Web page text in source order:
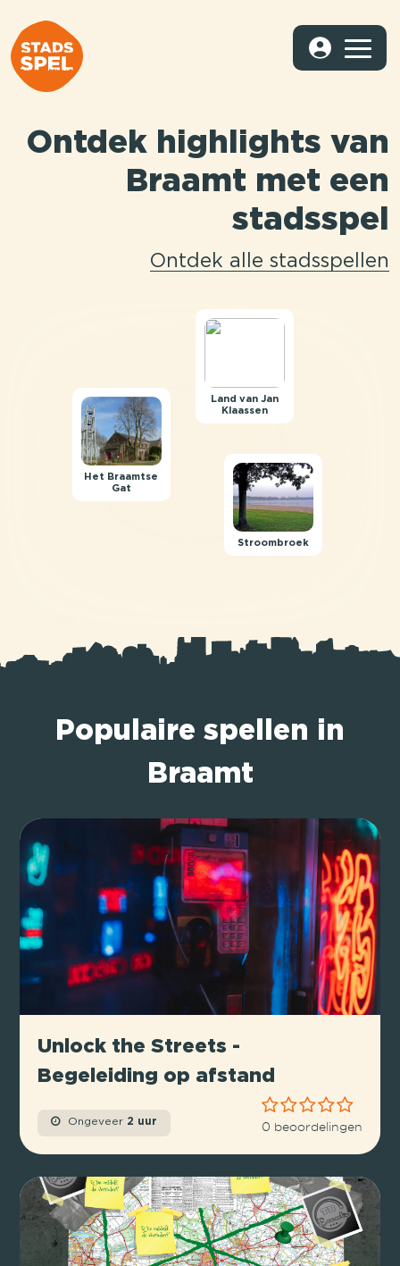
Ontdek highlights van
Braamt met een
stadsspel
Ontdek alle stadsspellen
Land van Jan
Klaassen
Het Braamtse
Gat
Stroombroek
Populaire spellen in
Braamt
Unlock the Streets -
Begeleiding op afstand
Ongeveer 2 uur 0 beoordelingen